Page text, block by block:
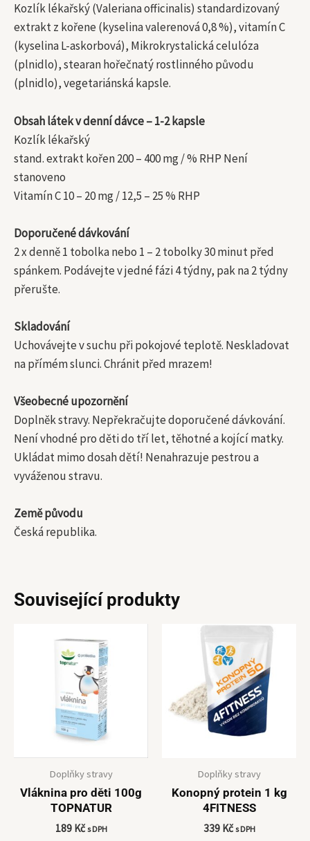
Kozlík lékařský (Valeriana officinalis) standardizovaný
extrakt z kořene (kyselina valerenová 0,8 %), vitamín C
(kyselina L-askorbová), Mikrokrystalická celulóza
(plnidlo), stearan hořečnatý rostlinného původu
(plnidlo), vegetariánská kapsle.
Obsah látek v denní dávce – 1-2 kapsle
Kozlík lékařský
stand. extrakt kořen 200 – 400 mg / % RHP Není
stanoveno
Vitamín C 10 – 20 mg / 12,5 – 25 % RHP
Doporučené dávkování
2 x denně 1 tobolka nebo 1 – 2 tobolky 30 minut před
spánkem. Podávejte v jedné fázi 4 týdny, pak na 2 týdny
přerušte.
Skladování
Uchovávejte v suchu při pokojové teplotě. Neskladovat
na přímém slunci. Chránit před mrazem!
Všeobecné upozornění
Doplněk stravy. Nepřekračujte doporučené dávkování.
Není vhodné pro děti do tří let, těhotné a kojící matky.
Ukládat mimo dosah dětí! Nenahrazuje pestrou a
vyváženou stravu.
Země původu
Česká republika.
Související produkty
Doplňky stravy
Vláknina pro děti 100g
TOPNATUR
189 Kč s DPH
Doplňky stravy
Konopný protein 1 kg
4FITNESS
339 Kč s DPH